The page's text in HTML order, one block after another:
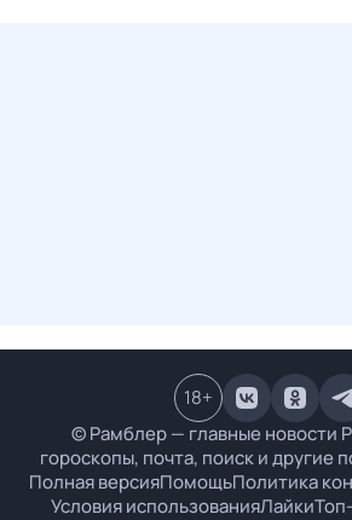
© Рамблер — главные новости
гороскопы, почта, поиск и другие
Полная версияПомощьПолитика
Условия использованияЛайки
18+